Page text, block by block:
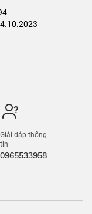
Giải đáp thông
tin
0965533958